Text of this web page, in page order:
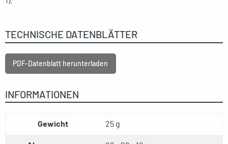
TECHNISCHE DATENBLÄTTER
PDF-Datenblatt herunterladen
INFORMATIONEN
Gewicht 25 g